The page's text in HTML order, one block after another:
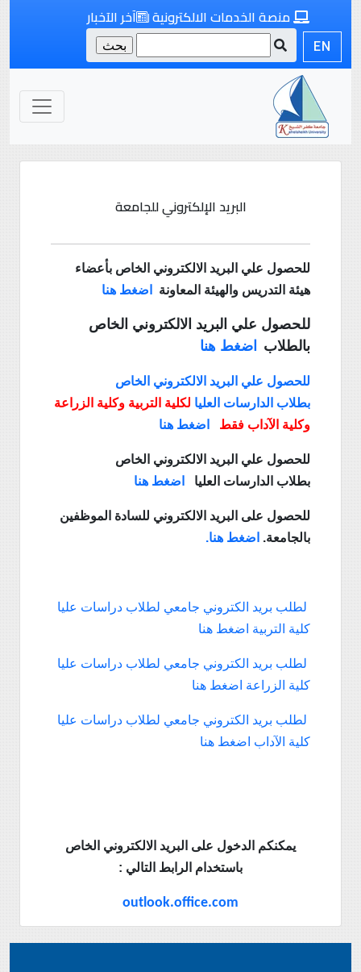
آخر الآخبار منصة الخدمات الالكترونية
EN
البريد الإلكتروني للجامعة
للحصول علي البريد الالكتروني الخاص بأعضاء
هيئة التدريس والهيئة المعاونة
اضغط هنا
للحصول علي البريد الالكتروني الخاص
بالطلاب
اضغط هنا
للحصول علي البريد الالكتروني الخاص
بطلاب الدارسات العليا لكلية التربية وكلية الزراعة
وكلية الآداب فقط
اضغط هنا
للحصول علي البريد الالكتروني الخاص
بطلاب الدارسات العليا اضغط هنا
للحصول على البريد الالكتروني للسادة الموظفين
بالجامعة. اضغط هنا.
لطلب بريد الكتروني جامعي لطلاب دراسات عليا
كلية التربية اضغط هنا
لطلب بريد الكتروني جامعي لطلاب دراسات عليا
كلية الزراعة اضغط هنا
لطلب بريد الكتروني جامعي لطلاب دراسات عليا
كلية الآداب اضغط هنا
يمكنكم الدخول على البريد الالكتروني الخاص
باستخدام الرابط التالي :
outlook.office.com